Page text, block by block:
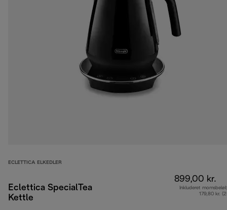
ECLETTICA ELKEDLER
Eclettica SpecialTea
Kettle
899,00 kr.
Inkluderet
179,80 kr.